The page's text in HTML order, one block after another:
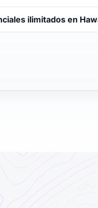
ilimitados en